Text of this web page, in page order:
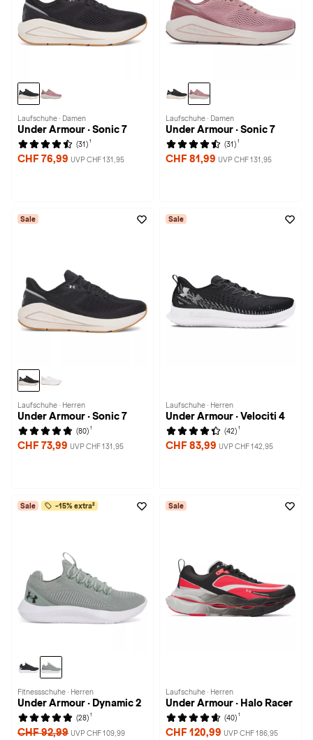
Laufschuhe · Damen
Under Armour · Sonic 7
(31) 1
CHF 76,99 UVP CHF 131,95
Laufschuhe · Damen
Under Armour · Sonic 7
(31) 1
CHF 81,99 UVP CHF 131,95
Sale
Laufschuhe · Herren
Under Armour · Sonic 7
(80) 1
CHF 73,99 UVP CHF 131,95
Sale
Laufschuhe · Herren
Under Armour · Velociti 4
(42) 1
CHF 83,99 UVP CHF 142,95
Sale -15% extra²
Fitnessschuhe · Herren
Under Armour · Dynamic 2
(28) 1
CHF 92,99 UVP CHF 109,99
Sale
Laufschuhe · Herren
Under Armour · Halo Racer
(40) 1
CHF 120,99 UVP CHF 186,95